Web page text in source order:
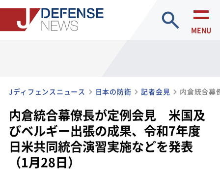
site search
MENU
Jディフェンスニュース 日本の防衛 記者会見
内倉統合幕僚長が定例会見 米国及
びベルギー出張の成果、令和7年度
日米共同統合演習実施などを発表
（1月28日）